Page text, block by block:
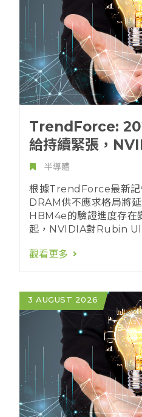
的半導體光互連技術來
風險。
TrendForce:
給持續緊張，
Rubin Ultra
半導體
根據TrendForce最新記
DRAM供不應求格局將
HBM4e的驗證進度存在
起，NVIDIA對Rubin
HBM4 12hi、HBM4 8hi
量設計。
觀看更多
3 AUGUST 2026